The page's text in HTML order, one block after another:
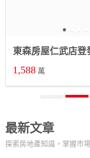
東森房屋仁武店登
1,588 萬
最新文章
探索房地產知識，掌握市